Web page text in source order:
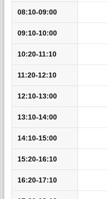
08:10-09:00
09:10-10:00
10:20-11:10
11:20-12:10
12:10-13:00
13:10-14:00
14:10-15:00
15:20-16:10
16:20-17:10